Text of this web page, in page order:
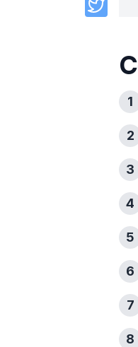
1
2
3
4
5
6
7
8